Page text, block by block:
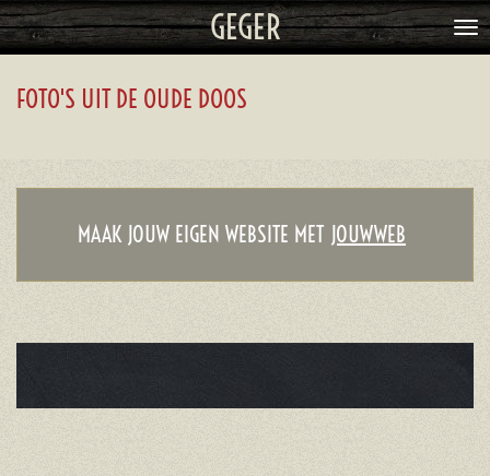
Ga
direct
de
GEGER
FOTO'S UIT DE OUDE DOOS
MAAK JOUW EIGEN WEBSITE MET JOUWWEB